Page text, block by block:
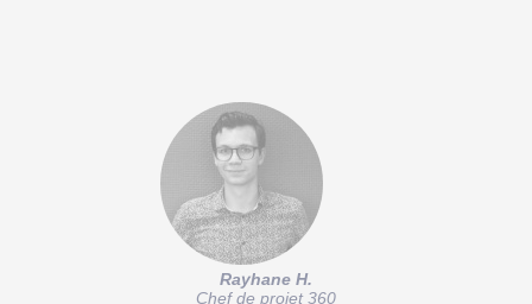
Rayhane H.
Chef de projet 360